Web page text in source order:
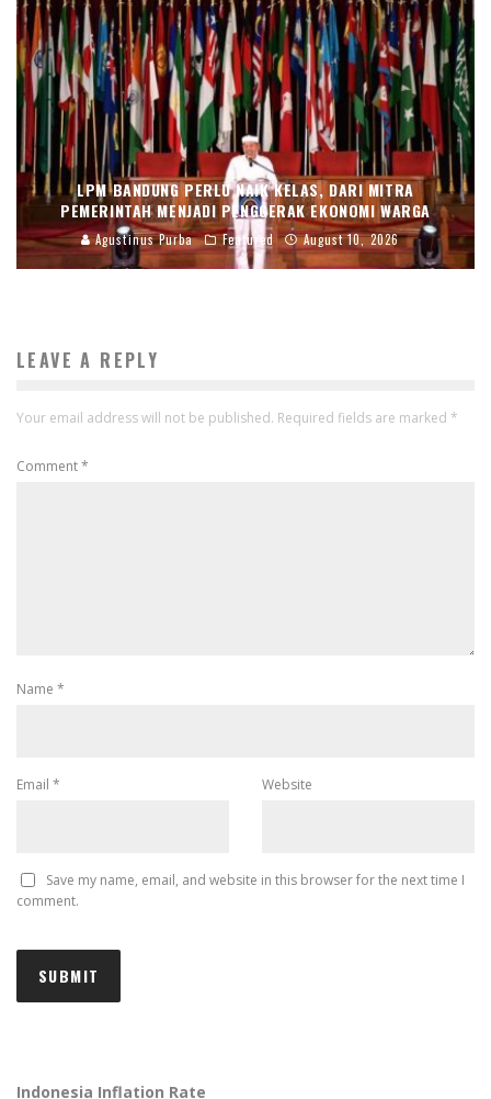
LPM BANDUNG PERLU NAIK KELAS, DARI MITRA
PEMERINTAH MENJADI PENGGERAK EKONOMI WARGA
Agustinus Purba Featured August 10, 2026
LEAVE A REPLY
Your email address will not be published. Required fields are marked *
Comment*
Name *
Email * Website
Save my name, email, and website in this browser for the next time I
comment.
Indonesia Inflation Rate